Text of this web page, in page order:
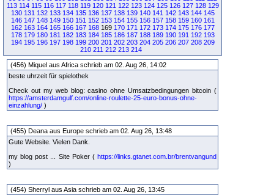
113 114 115 116 117 118 119 120 121 122 123 124 125 126 127 128 129
130 131 132 133 134 135 136 137 138 139 140 141 142 143 144 145
146 147 148 149 150 151 152 153 154 155 156 157 158 159 160 161
162 163 164 165 166 167 168169 170 171 172 173 174 175 176 177
178 179 180 181 182 183 184 185 186 187 188 189 190 191 192 193
194 195 196 197 198 199 200 201 202 203 204 205 206 207 208 209
210 211 212 213 214
(456) Miquel aus Africa schrieb am 02. Aug 26, 14:02
beste uhrzeit für spielothek
Check out my web blog: casino ohne Umsatzbedingungen bitcoin (
https://amsterdamgulf.com/online-roulette-25-euro-bonus-ohne-
einzahlung/ )
(455) Deana aus Europe schrieb am 02. Aug 26, 13:48
Gute Website. Vielen Dank.
my blog post ... Site Poker ( https://links.gtanet.com.br/brentvangund
)
(454) Sherryl aus Asia schrieb am 02. Aug 26, 13:45